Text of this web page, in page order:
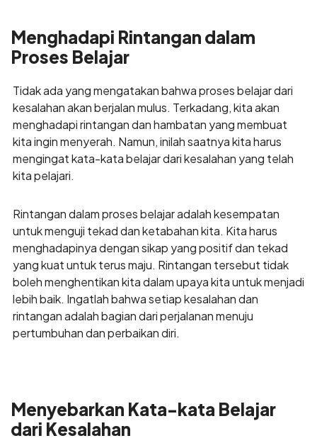
Menghadapi Rintangan dalam
Proses Belajar
Tidak ada yang mengatakan bahwa proses belajar dari
kesalahan akan berjalan mulus. Terkadang, kita akan
menghadapi rintangan dan hambatan yang membuat
kita ingin menyerah. Namun, inilah saatnya kita harus
mengingat kata-kata belajar dari kesalahan yang telah
kita pelajari.
Rintangan dalam proses belajar adalah kesempatan
untuk menguji tekad dan ketabahan kita. Kita harus
menghadapinya dengan sikap yang positif dan tekad
yang kuat untuk terus maju. Rintangan tersebut tidak
boleh menghentikan kita dalam upaya kita untuk menjadi
lebih baik. Ingatlah bahwa setiap kesalahan dan
rintangan adalah bagian dari perjalanan menuju
pertumbuhan dan perbaikan diri.
Menyebarkan Kata-kata Belajar
dari Kesalahan